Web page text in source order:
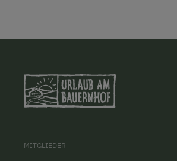
MITGLIEDER